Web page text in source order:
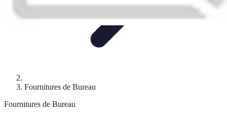
Fournitures de Bureau
Fournitures de Bureau